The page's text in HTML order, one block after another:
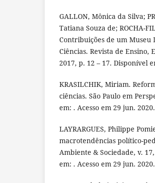
GALLON, Mônica da Silva;
Tatiana Souza de; ROCHA-
Contribuições de um
Ciências. Revista de Ensino,
2017, p. 12 – 17. Disponível
KRASILCHIK, Miriam.
ciências. São Paulo em
em: . Acesso em 29 jun. 2020.
LAYRARGUES, Philippe
macrotendências político-
Ambiente & Sociedade, v.
em: . Acesso em 29 jun. 2020.